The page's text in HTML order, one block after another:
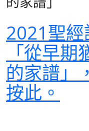
2021聖
「從早
的家譜」
按此。